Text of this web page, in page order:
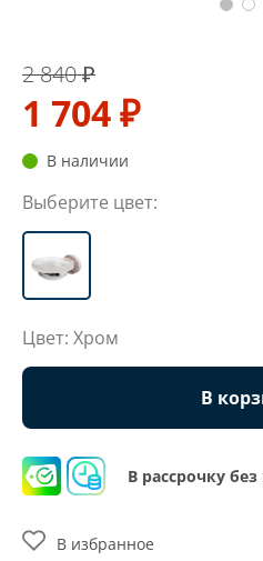
2 840 ₽
1 704 ₽
В наличии
Выберите цвет:
Цвет: Хром
В
В рассрочку
В избранное